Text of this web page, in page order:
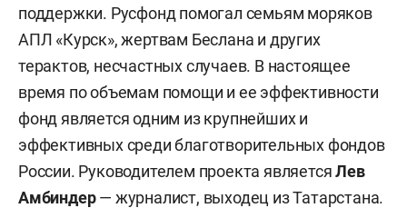
поддержки. Русфонд помогал семьям моряков
АПЛ «Курск», жертвам Беслана и других
терактов, несчастных случаев. В настоящее
время по объемам помощи и ее эффективности
фонд является одним из крупнейших и
эффективных среди благотворительных фондов
России. Руководителем проекта являетсяЛев
Амбиндер— журналист, выходец из Татарстана.